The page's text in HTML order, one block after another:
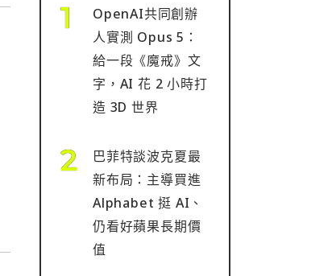
OpenAI共同創辦
人實測 Opus 5：
給一段《魔戒》文
字，AI 花 2 小時打
造 3D 世界
巴菲特談波克夏最
新布局：主導買進
Alphabet 挺 AI、
仍看好蘋果長期價
值